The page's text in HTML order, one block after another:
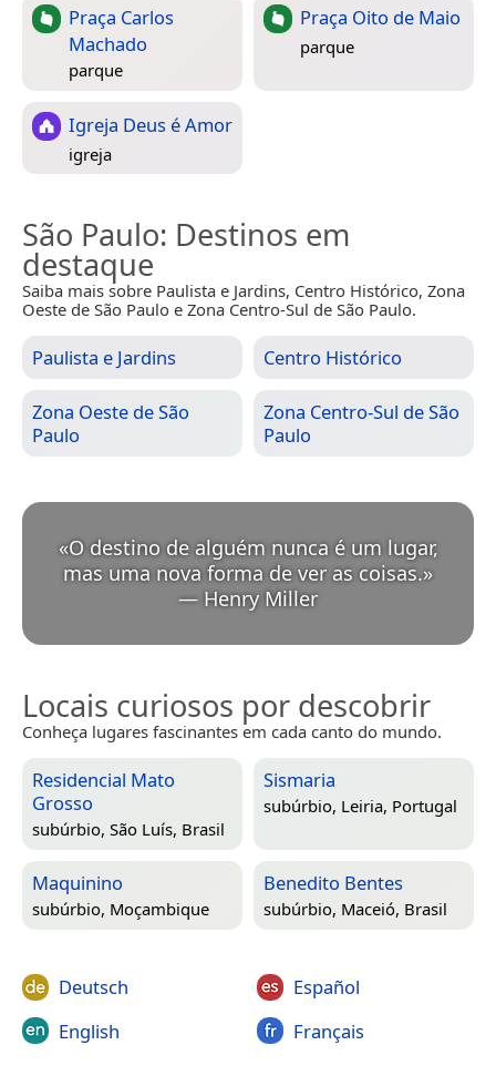
Praça Carlos
Machado
parque
Praça Oito de Maio
parque
Igreja Deus é Amor
igreja
São Paulo: Destinos em
destaque
Saiba mais sobre Paulista e Jardins, Centro Histórico, Zona
Oeste de São Paulo e Zona Centro-Sul de São Paulo.
Paulista e Jardins Centro Histórico
Zona Oeste de São
Paulo
Zona Centro-Sul de São
Paulo
«O destino de alguém nunca é um lugar,
mas uma nova forma de ver as coisas.
— Henry Miller
Locais curiosos por descobrir
Conheça lugares fascinantes em cada canto do mundo.
Residencial Mato
Grosso
subúrbio, São Luís, Brasil
Sismaria
subúrbio, Leiria, Portugal
Maquinino
subúrbio, Moçambique
Benedito Bentes
subúrbio, Maceió, Brasil
Deutsch
English
Español
Français